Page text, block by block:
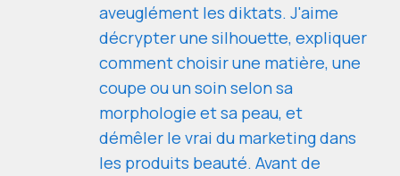
aveuglément les diktats. J'aime
décrypter une silhouette, expliquer
comment choisir une matière, une
coupe ou un soin selon sa
morphologie et sa peau, et
démêler le vrai du marketing dans
les produits beauté. Avant de